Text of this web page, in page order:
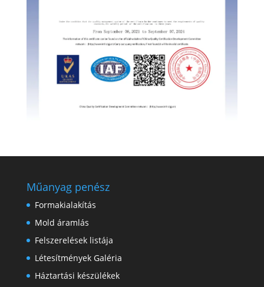
Műanyag penész
Formakialakítás
Mold áramlás
Felszerelések listája
Létesítmények Galéria
Háztartási készülékek